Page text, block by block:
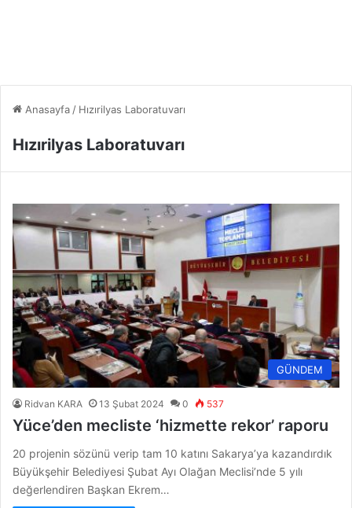
Anasayfa / Hızırilyas Laboratuvarı
Hızırilyas Laboratuvarı
GÜNDEM
Ridvan KARA 13 Şubat 2024 0 537
Yüce’den mecliste ‘hizmette rekor’ raporu
20 projenin sözünü verip tam 10 katını Sakarya’ya kazandırdık
Büyükşehir Belediyesi Şubat Ayı Olağan Meclisi’nde 5 yılı
değerlendiren Başkan Ekrem…